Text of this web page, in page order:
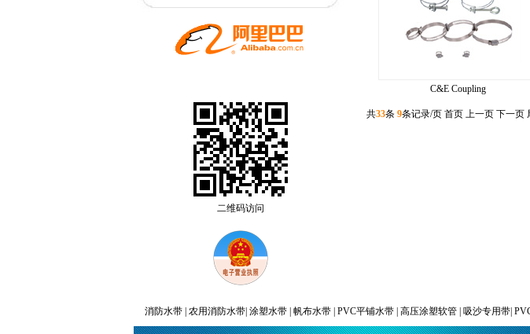
二维码访问
C&E Coupling
共33条 9条记录/页 首页 上一页 下一页
消防水带 | 农用消防水带| 涂塑水带 | 帆布水带 | PVC平铺水带 | 高压涂塑软管 | 吸沙专用带|